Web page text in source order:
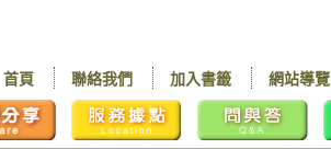
網站導覽
加入書籤
聯絡我們
首頁